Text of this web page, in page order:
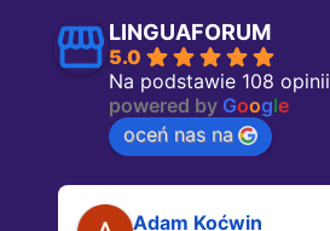
LINGUAFORUM
5.0
Na podstawie 108 opinii
powered by Google
oceń nas na
Adam Koćwin